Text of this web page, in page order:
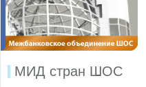
МИД стран ШОС